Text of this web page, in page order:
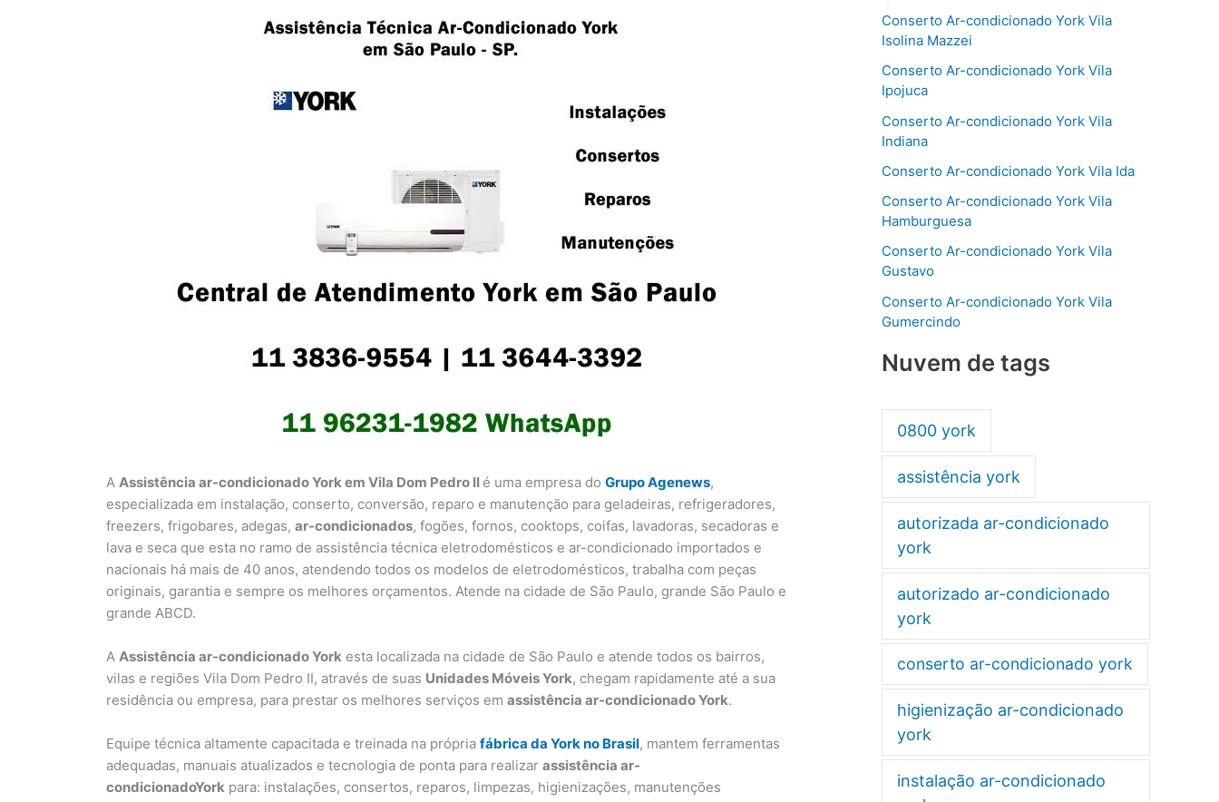
A Assistência ar-condicionado York em Vila Dom Pedro II é uma empresa do Grupo Agenews,
especializada em instalação, conserto, conversão, reparo e manutenção para geladeiras, refrigeradores,
freezers, frigobares, adegas, ar-condicionados, fogões, fornos, cooktops, coifas, lavadoras, secadoras e
lava e seca que esta no ramo de assistência técnica eletrodomésticos e ar-condicionado importados e
nacionais há mais de 40 anos, atendendo todos os modelos de eletrodomésticos, trabalha com peças
originais, garantia e sempre os melhores orçamentos. Atende na cidade de São Paulo, grande São Paulo e
grande ABCD.
A Assistência ar-condicionado York esta localizada na cidade de São Paulo e atende todos os bairros,
vilas e regiões Vila Dom Pedro II, através de suas Unidades Móveis York, chegam rapidamente até a sua
residência ou empresa, para prestar os melhores serviços em assistência ar-condicionado York.
Equipe técnica altamente capacitada e treinada na própria fábrica da York no Brasil, mantem ferramentas
adequadas, manuais atualizados e tecnologia de ponta para realizar assistência ar-
condicionadoYork para: instalações, consertos, reparos, limpezas, higienizações, manutenções
Conserto Ar-condicionado York Vila
Isolina Mazzei
Conserto Ar-condicionado York Vila
Ipojuca
Conserto Ar-condicionado York Vila
Indiana
Conserto Ar-condicionado York Vila Ida
Conserto Ar-condicionado York Vila
Hamburguesa
Conserto Ar-condicionado York Vila
Gustavo
Conserto Ar-condicionado York Vila
Gumercindo
Nuvem de tags
0800 york
assistência york
autorizada ar-condicionado
york
autorizado ar-condicionado
york
conserto ar-condicionado york
higienização ar-condicionado
york
instalação ar-condicionado